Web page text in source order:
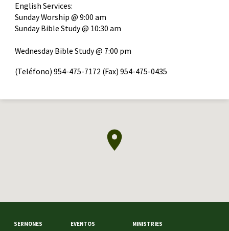
English Services:
Sunday Worship @ 9:00 am
Sunday Bible Study @ 10:30 am
Wednesday Bible Study @ 7:00 pm
(Teléfono) 954-475-7172 (Fax) 954-475-0435
SERMONES EVENTOS MINISTRIES